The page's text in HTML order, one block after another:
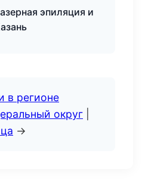
эпиляция и
в регионе
округ
→